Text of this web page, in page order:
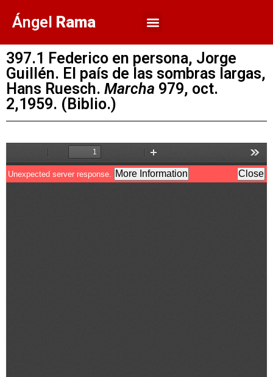
Ángel Rama
397.1 Federico en persona, Jorge
Guillén. El país de las sombras largas,
Hans Ruesch. Marcha 979, oct.
2,1959. (Biblio.)